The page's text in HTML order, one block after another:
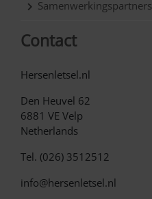
Samenwerkingspartners
Contact
Hersenletsel.nl
Den Heuvel 62
6881 VE Velp
Netherlands
Tel. (026) 3512512
info@hersenletsel.nl